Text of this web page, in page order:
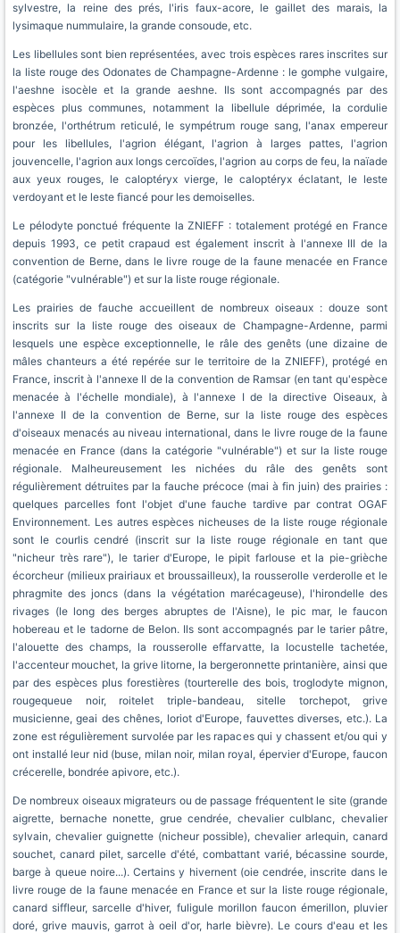
sylvestre, la reine des prés, l'iris faux-acore, le gaillet des marais, la
lysimaque nummulaire, la grande consoude, etc.
Les libellules sont bien représentées, avec trois espèces rares inscrites sur
la liste rouge des Odonates de Champagne-Ardenne : le gomphe vulgaire,
l'aeshne isocèle et la grande aeshne. Ils sont accompagnés par des
espèces plus communes, notamment la libellule déprimée, la cordulie
bronzée, l'orthétrum reticulé, le sympétrum rouge sang, l'anax empereur
pour les libellules, l'agrion élégant, l'agrion à larges pattes, l'agrion
jouvencelle, l'agrion aux longs cercoïdes, l'agrion au corps de feu, la naïade
aux yeux rouges, le caloptéryx vierge, le caloptéryx éclatant, le leste
verdoyant et le leste fiancé pour les demoiselles.
Le pélodyte ponctué fréquente la ZNIEFF : totalement protégé en France
depuis 1993, ce petit crapaud est également inscrit à l'annexe III de la
convention de Berne, dans le livre rouge de la faune menacée en France
(catégorie "vulnérable") et sur la liste rouge régionale.
Les prairies de fauche accueillent de nombreux oiseaux : douze sont
inscrits sur la liste rouge des oiseaux de Champagne-Ardenne, parmi
lesquels une espèce exceptionnelle, le râle des genêts (une dizaine de
mâles chanteurs a été repérée sur le territoire de la ZNIEFF), protégé en
France, inscrit à l'annexe II de la convention de Ramsar (en tant qu'espèce
menacée à l'échelle mondiale), à l'annexe I de la directive Oiseaux, à
l'annexe II de la convention de Berne, sur la liste rouge des espèces
d'oiseaux menacés au niveau international, dans le livre rouge de la faune
menacée en France (dans la catégorie "vulnérable") et sur la liste rouge
régionale. Malheureusement les nichées du râle des genêts sont
régulièrement détruites par la fauche précoce (mai à fin juin) des prairies :
quelques parcelles font l'objet d'une fauche tardive par contrat OGAF
Environnement. Les autres espèces nicheuses de la liste rouge régionale
sont le courlis cendré (inscrit sur la liste rouge régionale en tant que
"nicheur très rare"), le tarier d'Europe, le pipit farlouse et la pie-grièche
écorcheur (milieux prairiaux et broussailleux), la rousserolle verderolle et le
phragmite des joncs (dans la végétation marécageuse), l'hirondelle des
rivages (le long des berges abruptes de l'Aisne), le pic mar, le faucon
hobereau et le tadorne de Belon. Ils sont accompagnés par le tarier pâtre,
l'alouette des champs, la rousserolle effarvatte, la locustelle tachetée,
l'accenteur mouchet, la grive litorne, la bergeronnette printanière, ainsi que
par des espèces plus forestières (tourterelle des bois, troglodyte mignon,
rougequeue noir, roitelet triple-bandeau, sitelle torchepot, grive
musicienne, geai des chênes, loriot d'Europe, fauvettes diverses, etc.). La
zone est régulièrement survolée par les rapaces qui y chassent et/ou qui y
ont installé leur nid (buse, milan noir, milan royal, épervier d'Europe, faucon
crécerelle, bondrée apivore, etc.).
De nombreux oiseaux migrateurs ou de passage fréquentent le site (grande
aigrette, bernache nonette, grue cendrée, chevalier culblanc, chevalier
sylvain, chevalier guignette (nicheur possible), chevalier arlequin, canard
souchet, canard pilet, sarcelle d'été, combattant varié, bécassine sourde,
barge à queue noire...). Certains y hivernent (oie cendrée, inscrite dans le
livre rouge de la faune menacée en France et sur la liste rouge régionale,
canard siffleur, sarcelle d'hiver, fuligule morillon faucon émerillon, pluvier
doré, grive mauvis, garrot à oeil d'or, harle bièvre). Le cours d'eau et les